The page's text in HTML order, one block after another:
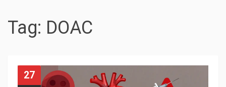
Tag: DOAC
27